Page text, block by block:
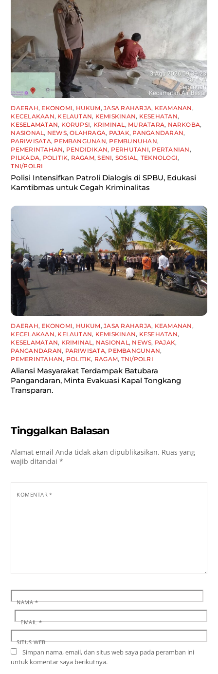
DAERAH, EKONOMI, HUKUM,JASA RAHARJA, KEAMANAN ,
KECELAKAAN, KELAUTAN, KEMISKINAN, KESEHATAN,
KESELAMATAN, KORUPSI, KRIMINAL , MURATARA, NARKOBA,
NASIONAL , NEWS,OLAHRAGA, PAJAK, PANGANDARAN,
PARIWISATA, PEMBANGUNAN, PEMBUNUHAN,
PEMERINTAHAN, PENDIDIKAN, PERHUTANI, PERTANIAN ,
PILKADA, POLITIK, RAGAM,SENI, SOSIAL , TEKNOLOGI,
TNI/POLRI
Polisi Intensifkan Patroli Dialogis di SPBU, Edukasi
Kamtibmas untuk Cegah Kriminalitas
DAERAH, EKONOMI, HUKUM,JASA RAHARJA, KEAMANAN ,
KECELAKAAN, KELAUTAN, KEMISKINAN, KESEHATAN,
KESELAMATAN, KRIMINAL , NASIONAL , NEWS, PAJAK,
PANGANDARAN, PARIWISATA, PEMBANGUNAN,
PEMERINTAHAN, POLITIK, RAGAM, TNI/POLRI
Aliansi Masyarakat Terdampak Batubara
Pangandaran, Minta Evakuasi Kapal Tongkang
Transparan.
Tinggalkan Balasan
Alamat email Anda tidak akan dipublikasikan. Ruas yang
wajib ditandai*
KOMENTAR*
NAMA*
EMAIL*
SITUS WEB
Simpan nama, email, dan situs web saya pada peramban ini
untuk komentar saya berikutnya.